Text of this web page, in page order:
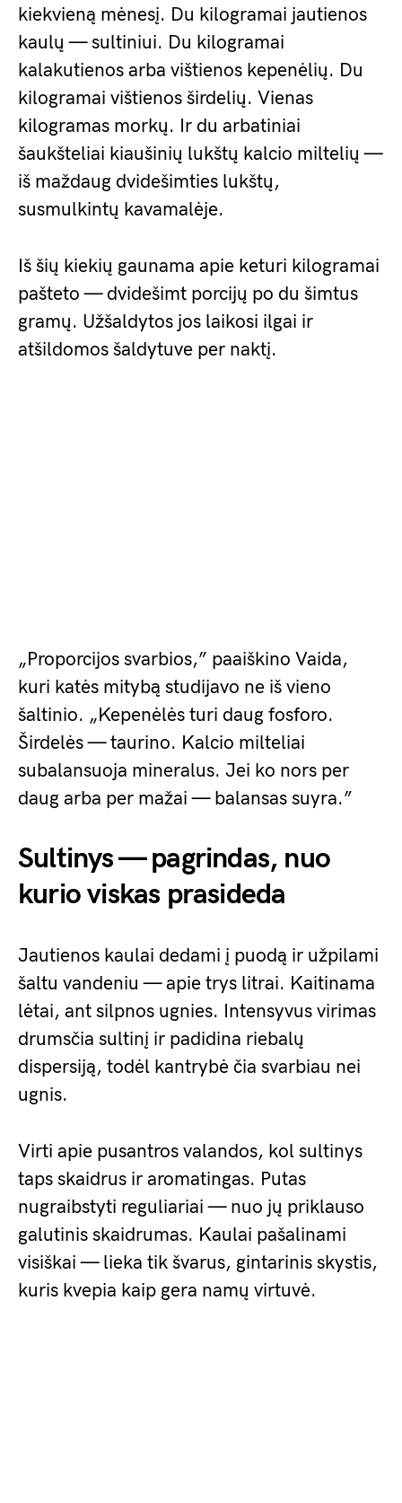
kiekvieną mėnesį. Du kilogramai jautienos
kaulų — sultiniui. Du kilogramai
kalakutienos arba vištienos kepenėlių. Du
kilogramai vištienos širdelių. Vienas
kilogramas morkų. Ir du arbatiniai
šaukšteliai kiaušinių lukštų kalcio miltelių —
iš maždaug dvidešimties lukštų,
susmulkintų kavamalėje.
Iš šių kiekių gaunama apie keturi kilogramai
pašteto — dvidešimt porcijų po du šimtus
gramų. Užšaldytos jos laikosi ilgai ir
atšildomos šaldytuve per naktį.
„Proporcijos svarbios,” paaiškino Vaida,
kuri katės mitybą studijavo ne iš vieno
šaltinio. „Kepenėlės turi daug fosforo.
Širdelės — taurino. Kalcio milteliai
subalansuoja mineralus. Jei ko nors per
daug arba per mažai — balansas suyra.”
Sultinys — pagrindas, nuo
kurio viskas prasideda
Jautienos kaulai dedami į puodą ir užpilami
šaltu vandeniu — apie trys litrai. Kaitinama
lėtai, ant silpnos ugnies. Intensyvus virimas
drumsčia sultinį ir padidina riebalų
dispersiją, todėl kantrybė čia svarbiau nei
ugnis.
Virti apie pusantros valandos, kol sultinys
taps skaidrus ir aromatingas. Putas
nugraibstyti reguliariai — nuo jų priklauso
galutinis skaidrumas. Kaulai pašalinami
visiškai — lieka tik švarus, gintarinis skystis,
kuris kvepia kaip gera namų virtuvė.